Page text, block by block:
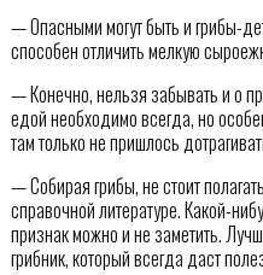
— Опасными могут быть и грибы-
способен отличить мелкую
— Конечно, нельзя забывать и о
едой необходимо всегда, но
там только не пришлось
— Собирая грибы, не стоит
справочной литературе. Какой-
признак можно и не заметить.
грибник, который всегда даст